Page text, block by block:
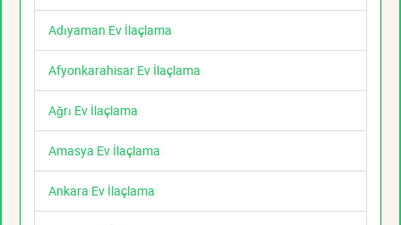
Adıyaman Ev İlaçlama
Afyonkarahisar Ev İlaçlama
Ağrı Ev İlaçlama
Amasya Ev İlaçlama
Ankara Ev İlaçlama